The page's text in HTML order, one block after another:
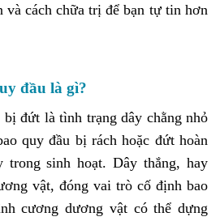
và cách chữa trị để bạn tự tin hơn
đầu là gì?
bị đứt là tình trạng dây chằng nhỏ
quy đầu bị rách hoặc đứt hoàn
trong sinh hoạt. Dây thắng, hay
vật, đóng vai trò cố định bao
cương dương vật có thể dựng